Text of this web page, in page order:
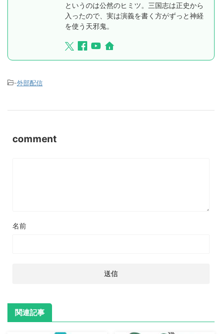
というのは公然のヒミツ。三国志は正史から
入ったので、実は演義を書く方がずっと神経
を使う天邪鬼。
-外部配信
comment
名前
関連記事